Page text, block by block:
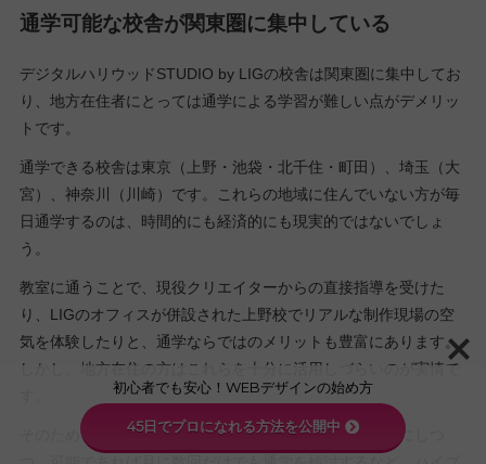
通学可能な校舎が関東圏に集中している
デジタルハリウッドSTUDIO by LIGの校舎は関東圏に集中してお
り、地方在住者にとっては通学による学習が難しい点がデメリッ
トです。
通学できる校舎は東京（上野・池袋・北千住・町田）、埼玉（大
宮）、神奈川（川崎）です。これらの地域に住んでいない方が毎
日通学するのは、時間的にも経済的にも現実的ではないでしょ
う。
教室に通うことで、現役クリエイターからの直接指導を受けた
り、LIGのオフィスが併設された上野校でリアルな制作現場の空
気を体験したりと、通学ならではのメリットも豊富にあります。
しかし、地方在住の方はこれらを十分に活用しづらいのが実情で
そのため、地方にお住まいの方はオンライン学習を中心にしつ
初心者でも安心！WEBデザインの始め方
45日でプロになれる方法を公開中